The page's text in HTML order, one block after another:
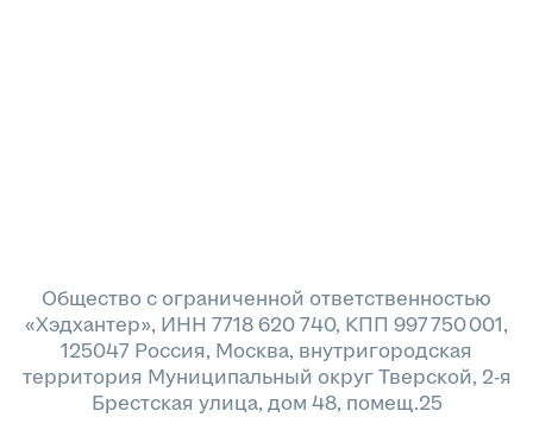
Общество с ограниченной ответственностью
«Хэдхантер», ИНН 7718 620 740, КПП 997 750 001,
125047 Россия, Москва, внутригородская
территория Муниципальный округ Тверской, 2-я
Брестская улица, дом 48, помещ.25